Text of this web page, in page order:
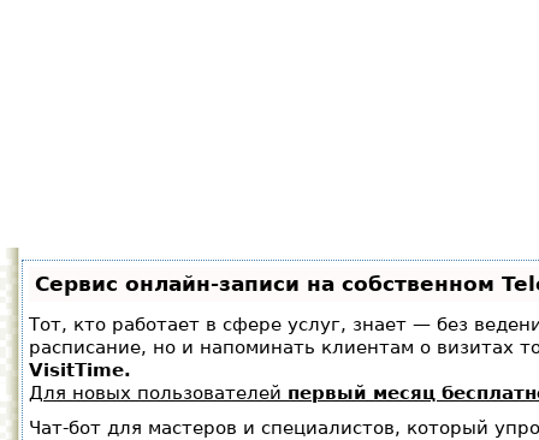
Сервис онлайн-записи на собственном
Тот, кто работает в сфере услуг, знает — без
расписание, но и напоминать клиентам о
VisitTime.
Для новых пользователей первый месяц
Чат-бот для мастеров и специалистов, который